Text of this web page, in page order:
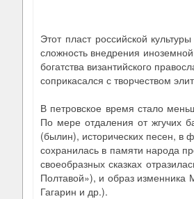
Этот пласт российской
сложность внедрения
богатства византийского
соприкасался с творчеством
В петровское время стало
По мере отдаления от жгучих
(былин), исторических песен, в
сохранилась в памяти народа
своеобразных сказках
Полтавой»), и образ изменника
Гагарин и др.).